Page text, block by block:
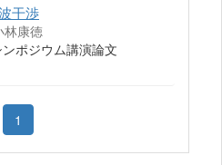
干渉
林康徳
ポジウム講演論文
1